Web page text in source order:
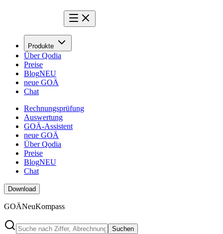
Produkte
Über Qodia
Preise
BlogNEU
neue GOÄ
Chat
Rechnungsprüfung
Auswertung
GOÄ-Assistent
neue GOÄ
Über Qodia
Preise
BlogNEU
Chat
Download
GOÄNeuKompass
Suchen